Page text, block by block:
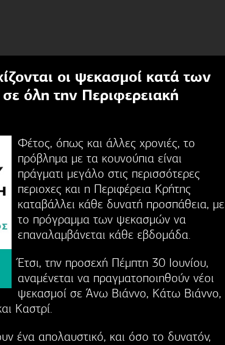
οι ψεκασμοί κατά των
όλη την Περιφερειακή
Φέτος, όπως και άλλες χρονιές, το
πρόβλημα με τα κουνούπια είναι
πράγματι μεγάλο στις περισσότερες
περιοχες και η Περιφέρεια Κρήτης
καταβάλλει κάθε δυνατή προσπάθεια, με
το πρόγραμμα των ψεκασμών να
επαναλαμβάνεται κάθε εβδομάδα.
Έτσι, την προσεχή Πέμπτη 30 Ιουνίου,
αναμένεται να πραγματοποιηθούν νέοι
ψεκασμοί σε Άνω Βιάννο, Κάτω Βιάννο,
Καστρί.
ένα απολαυστικό, και όσο το δυνατόν,